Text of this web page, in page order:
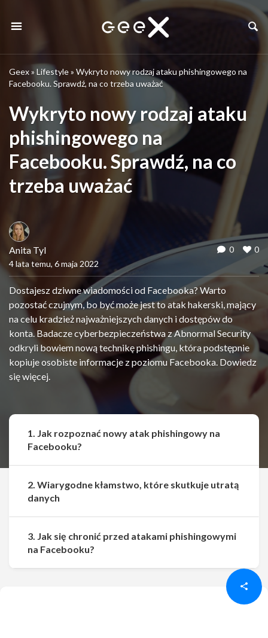
Geex» Lifestyle» Wykryto nowy rodzaj ataku phishingowego na
Facebooku. Sprawdź, na co trzeba uważać
Wykryto nowy rodzaj ataku
phishingowego na
Facebooku. Sprawdź, na co
trzeba uważać
Anita Tyl
4 lata temu, 6 maja 2022
0 0
Dostajesz dziwne wiadomości od Facebooka? Warto
pozostać czujnym, bo być może jest to atak hakerski, mający
na celu kradzież najważniejszych danych i dostępów do
konta. Badacze cyberbezpieczeństwa z Abnormal Security
odkryli bowiem nową technikę phishingu, która podstępnie
kopiuje osobiste informacje z poziomu Facebooka. Dowiedz
się więcej.
Udostępnij
1. Jak rozpoznać nowy atak phishingowy na
Facebooku?
2. Wiarygodne kłamstwo, które skutkuje utratą
danych
3. Jak się chronić przed atakami phishingowymi
na Facebooku?